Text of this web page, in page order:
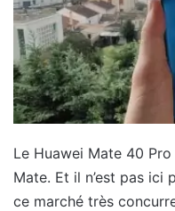
Le Huawei Mate 40
Mate. Et il n’est pas
ce marché très